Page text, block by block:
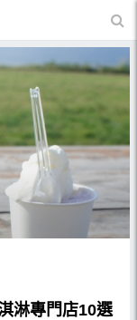
淋專門店10選